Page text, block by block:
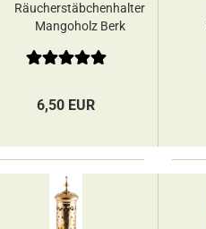
Räucherstäbchenhalter
Mangoholz Berk
6,50 EUR